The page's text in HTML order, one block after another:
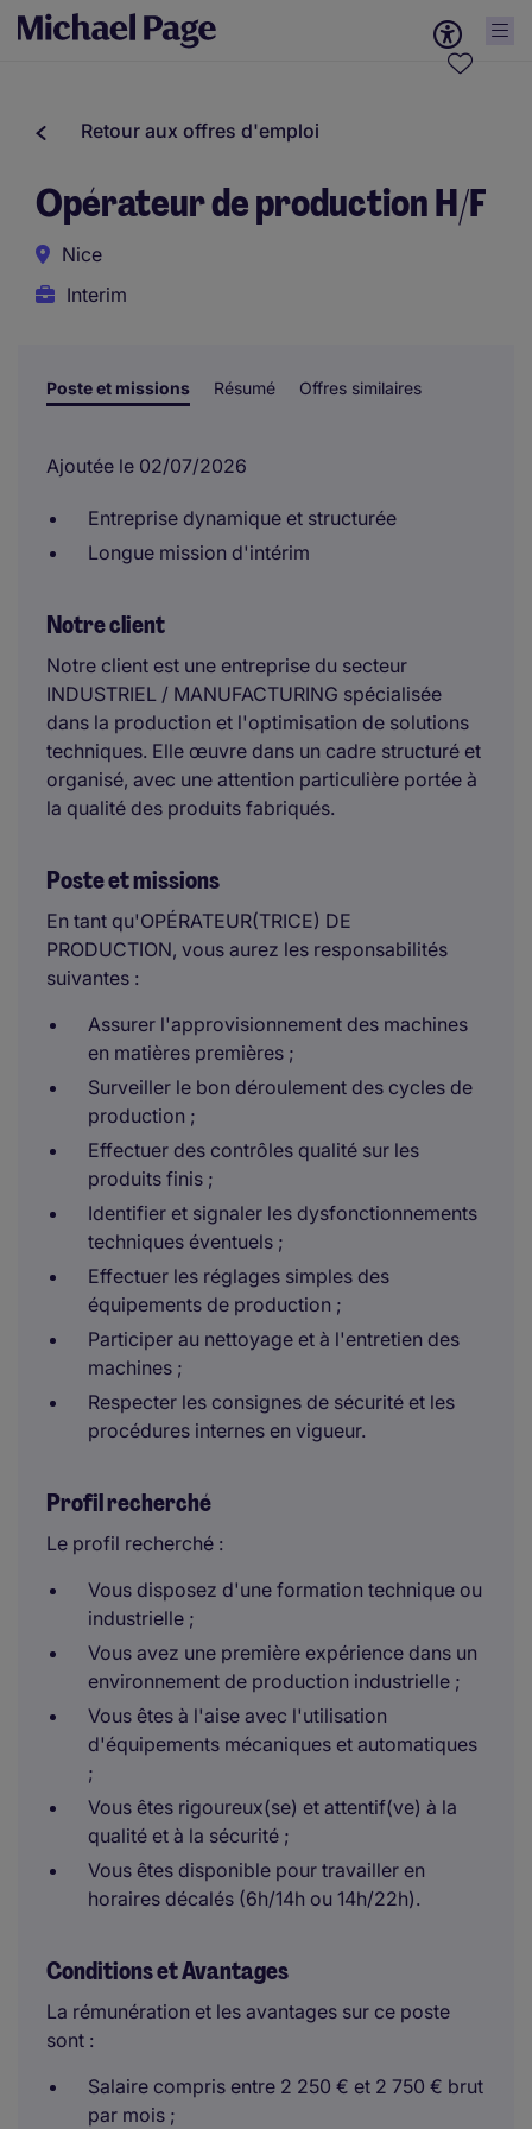
Retour aux offres d'emploi
Opérateur de production H/F
Nice
Interim
Poste et missions Résumé Offres similaires
Ajoutée le 02/07/2026
Entreprise dynamique et structurée
Longue mission d'intérim
Notre client
Notre client est une entreprise du secteur
INDUSTRIEL / MANUFACTURING spécialisée
dans la production et l'optimisation de solutions
techniques. Elle œuvre dans un cadre structuré et
organisé, avec une attention particulière portée à
la qualité des produits fabriqués.
Poste et missions
En tant qu'OPÉRATEUR(TRICE) DE
PRODUCTION, vous aurez les responsabilités
suivantes :
Assurer l'approvisionnement des machines
en matières premières ;
Surveiller le bon déroulement des cycles de
production ;
Effectuer des contrôles qualité sur les
produits finis ;
Identifier et signaler les dysfonctionnements
techniques éventuels ;
Effectuer les réglages simples des
équipements de production ;
Participer au nettoyage et à l'entretien des
machines ;
Respecter les consignes de sécurité et les
procédures internes en vigueur.
Profil recherché
Le profil recherché :
Vous disposez d'une formation technique ou
industrielle ;
Vous avez une première expérience dans un
environnement de production industrielle ;
Vous êtes à l'aise avec l'utilisation
d'équipements mécaniques et automatiques
;
Vous êtes rigoureux(se) et attentif(ve) à la
qualité et à la sécurité ;
Vous êtes disponible pour travailler en
horaires décalés (6h/14h ou 14h/22h).
Conditions et Avantages
La rémunération et les avantages sur ce poste
sont :
Salaire compris entre 2 250 € et 2 750 € brut
par mois ;